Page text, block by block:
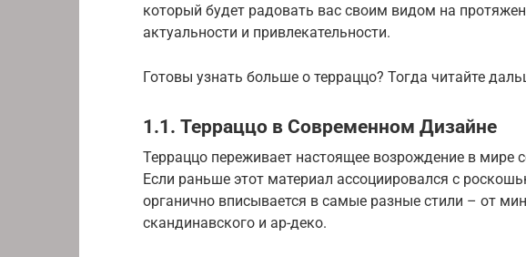
который будет радовать вас своим видом на
актуальности и привлекательности.
Готовы узнать больше о терраццо? Тогда читайте
1.1. Терраццо в Современном Дизайне
Терраццо переживает настоящее возрождение в мире
Если раньше этот материал ассоциировался с
органично вписывается в самые разные стили – от
скандинавского и ар-деко.